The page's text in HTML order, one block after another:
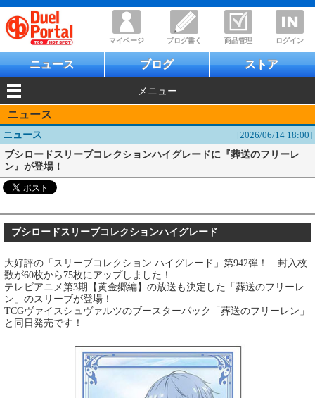
マイページ ブログ書く 商品管理 ログイン
ニュース ブログ ストア
メニュー
ニュース
ニュース
[2026/06/14 18:00]
ブシロードスリーブコレクションハイグレードに『葬送のフリーレ
ン』が登場！
ブシロードスリーブコレクションハイグレード
大好評の「スリーブコレクション ハイグレード」第942弾！ 封入枚
数が60枚から75枚にアップしました！
テレビアニメ第3期【黄金郷編】の放送も決定した「葬送のフリーレ
ン」のスリーブが登場！
TCGヴァイスシュヴァルツのブースターパック「葬送のフリーレン」
と同日発売です！